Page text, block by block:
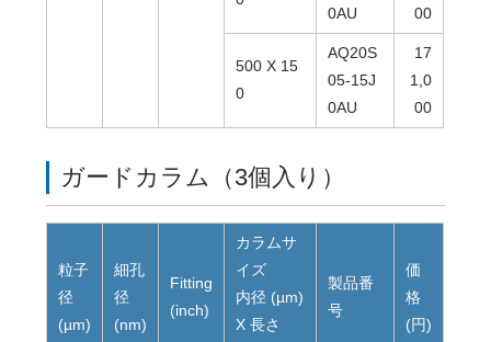
0AU
00
500 X 15
0
AQ20S
05-15J
0AU
17
1,0
00
ガードカラム（3個入り）
粒子
径
(µm)
細孔
径
(nm)
Fitting
(inch)
カラムサ
イズ
内径 (µm)
X 長さ
製品番
号
価
格
(円)